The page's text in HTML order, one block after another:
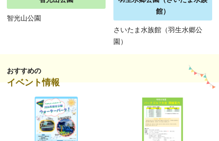
智光山公園
館）
さいたま水族館（羽生水郷公
園）
おすすめの
イベント情報